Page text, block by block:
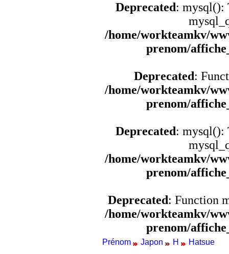
Deprecated: mysql():
/home/workteamkv/
prenom/
Deprecated:
/home/workteamkv/
prenom/
Deprecated: mysql():
/home/workteamkv/
prenom/
Deprecated: Function
/home/workteamkv/
prenom/
Prénom Japon H Hatsue